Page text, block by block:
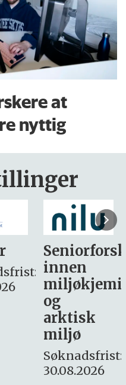
at
nyttig
søker
– fast
Søknadsfrist:
16. august.